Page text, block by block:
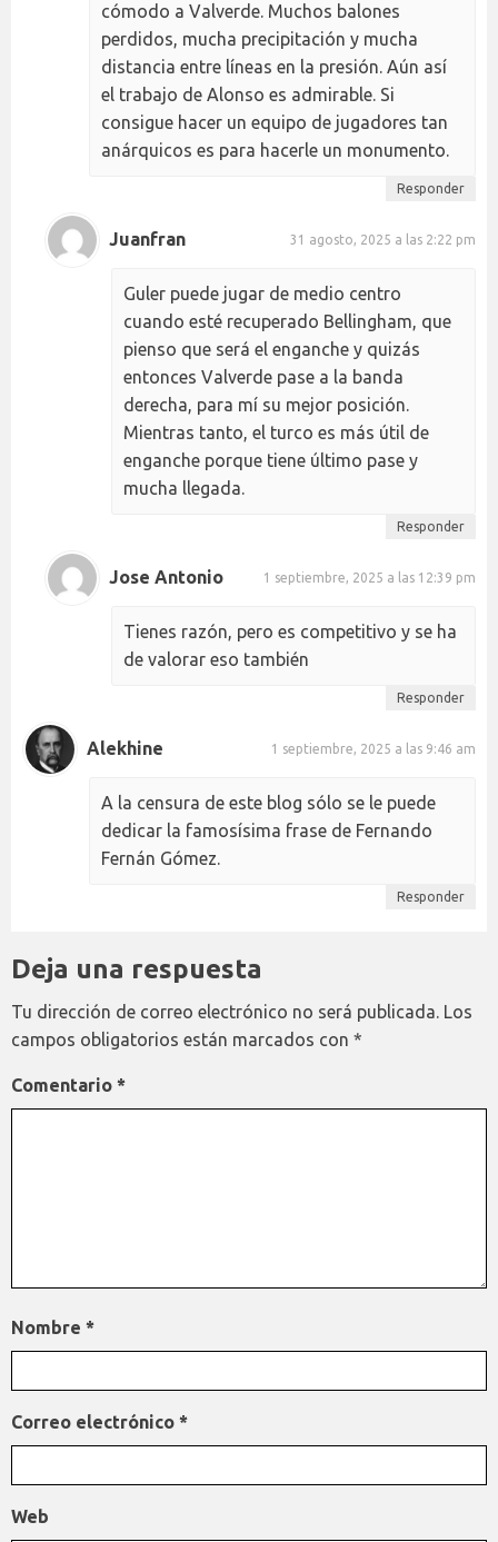
cómodo a Valverde. Muchos balones
perdidos, mucha precipitación y mucha
distancia entre líneas en la presión. Aún así
el trabajo de Alonso es admirable. Si
consigue hacer un equipo de jugadores tan
anárquicos es para hacerle un monumento.
Responder
Juanfran 31 agosto, 2025 a las 2:22 pm
Guler puede jugar de medio centro
cuando esté recuperado Bellingham, que
pienso que será el enganche y quizás
entonces Valverde pase a la banda
derecha, para mí su mejor posición.
Mientras tanto, el turco es más útil de
enganche porque tiene último pase y
mucha llegada.
Responder
Jose Antonio 1 septiembre, 2025 a las 12:39 pm
Tienes razón, pero es competitivo y se ha
de valorar eso también
Responder
Alekhine 1 septiembre, 2025 a las 9:46 am
A la censura de este blog sólo se le puede
dedicar la famosísima frase de Fernando
Fernán Gómez.
Responder
Deja una respuesta
Tu dirección de correo electrónico no será publicada. Los
campos obligatorios están marcados con *
Comentario *
Nombre *
Correo electrónico *
Web